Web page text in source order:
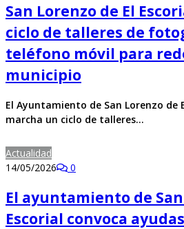
San Lorenzo de El
ciclo de talleres de
teléfono móvil para
municipio
El Ayuntamiento de San Lorenzo de
marcha un ciclo de talleres…
Actualidad
14/05/2026
0
El ayuntamiento de
Escorial convoca